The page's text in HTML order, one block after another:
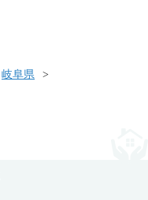
岐阜県